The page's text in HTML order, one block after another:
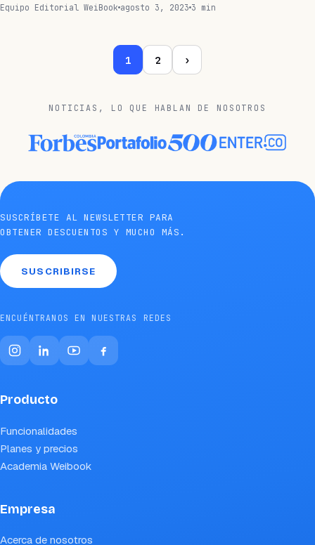
Equipo Editorial WeiBook agosto 3, 2023 3 min
1 2 ›
NOTICIAS, LO QUE HABLAN DE NOSOTROS
SUSCRÍBETE AL NEWSLETTER PARA
OBTENER DESCUENTOS Y MUCHO MÁS.
SUSCRIBIRSE
ENCUÉNTRANOS EN NUESTRAS REDES
Producto
Funcionalidades
Planes y precios
Academia Weibook
Empresa
Acerca de nosotros